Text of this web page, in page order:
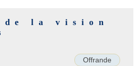
de la vision
Offrande